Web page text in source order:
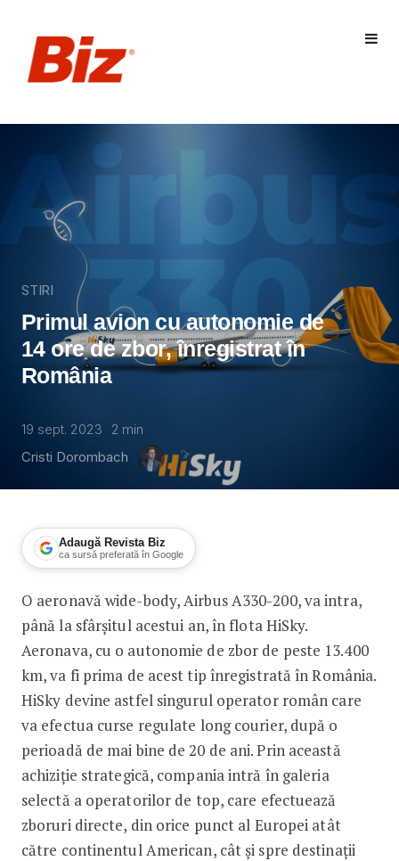
STIRI
Primul avion cu autonomie de
14 ore de zbor, înregistrat în
România
19 sept. 2023 2 min
Cristi Dorombach
Adaugă Revista Biz
ca sursă preferată în Google
Primul avion cu autonomie de 14
O aeronavă wide-body, Airbus A330-200, va intra,
până la sfârșitul acestui an, în flota HiSky.
Aeronava, cu o autonomie de zbor de peste 13.400
km, va fi prima de acest tip înregistrată în România.
HiSky devine astfel singurul operator român care
va efectua curse regulate long courier, după o
perioadă de mai bine de 20 de ani. Prin această
achiziție strategică, compania intră în galeria
selectă a operatorilor de top, care efectuează
zboruri directe, din orice punct al Europei atât
către continentul American, cât și spre destinații